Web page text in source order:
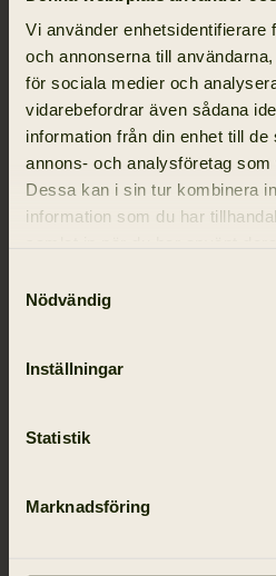
Vi använder enhetsidentifierare
och annonserna till
för sociala medier och
vidarebefordrar även sådana
information från din enhet till
annons- och analysföretag
Dessa kan i sin tur kombinera
information som du har
Nödvändig
Inställningar
Statistik
Marknadsföring
4 995.00 SEK